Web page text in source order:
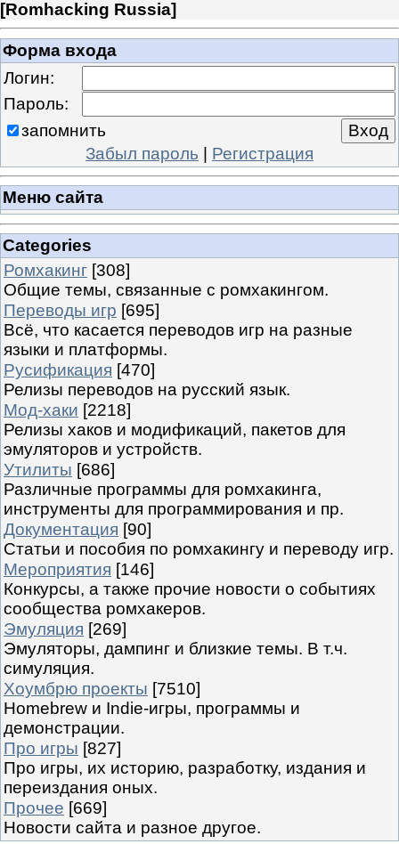
[Romhacking Russia]
Форма входа
Логин:
Пароль:
запомнить
Забыл пароль | Регистрация
Меню сайта
Categories
Ромхакинг [308]
Общие темы, связанные с ромхакингом.
Переводы игр [695]
Всё, что касается переводов игр на разные
языки и платформы.
Русификация [470]
Релизы переводов на русский язык.
Мод-хаки [2218]
Релизы хаков и модификаций, пакетов для
эмуляторов и устройств.
Утилиты [686]
Различные программы для ромхакинга,
инструменты для программирования и пр.
Документация [90]
Статьи и пособия по ромхакингу и переводу игр.
Мероприятия [146]
Конкурсы, а также прочие новости о событиях
сообщества ромхакеров.
Эмуляция [269]
Эмуляторы, дампинг и близкие темы. В т.ч.
симуляция.
Хоумбрю проекты [7510]
Homebrew и Indie-игры, программы и
демонстрации.
Про игры [827]
Про игры, их историю, разработку, издания и
переиздания оных.
Прочее [669]
Новости сайта и разное другое.